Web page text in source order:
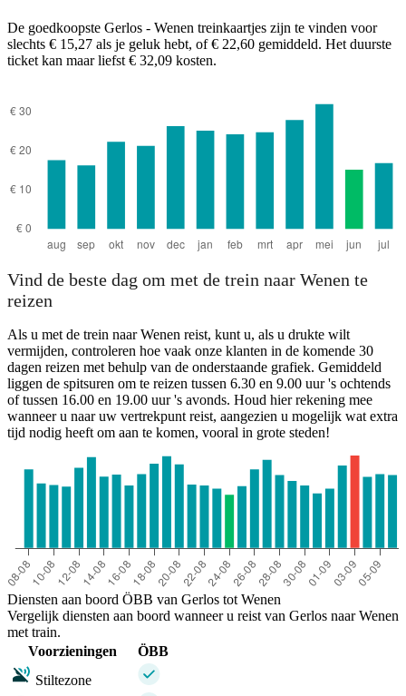
De goedkoopste Gerlos - Wenen treinkaartjes zijn te vinden voor
slechts € 15,27 als je geluk hebt, of € 22,60 gemiddeld. Het duurste
ticket kan maar liefst € 32,09 kosten.
Vind de beste dag om met de trein naar Wenen te
reizen
Als u met de trein naar Wenen reist, kunt u, als u drukte wilt
vermijden, controleren hoe vaak onze klanten in de komende 30
dagen reizen met behulp van de onderstaande grafiek. Gemiddeld
liggen de spitsuren om te reizen tussen 6.30 en 9.00 uur 's ochtends
of tussen 16.00 en 19.00 uur 's avonds. Houd hier rekening mee
wanneer u naar uw vertrekpunt reist, aangezien u mogelijk wat extra
tijd nodig heeft om aan te komen, vooral in grote steden!
Diensten aan boord ÖBB van Gerlos tot Wenen
Vergelijk diensten aan boord wanneer u reist van Gerlos naar Wenen
met train.
Voorzieningen
ÖBB
Stiltezone